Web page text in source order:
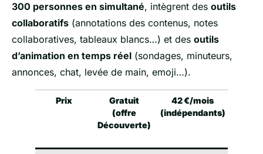
300 personnes en simultané, intègrent des outils
collaboratifs (annotations des contenus, notes
collaboratives, tableaux blancs…) et des outils
d’animation en temps réel (sondages, minuteurs,
annonces, chat, levée de main, emoji…).
Prix
Gratuit
(offre
Découverte)
42 €/mois
(indépendants)